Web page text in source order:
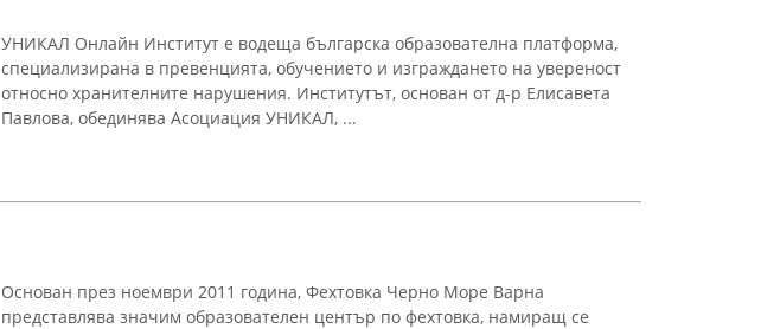
УНИКАЛ Онлайн Институт е водеща българска образователна платформа,
специализирана в превенцията, обучението и изграждането на увереност
относно хранителните нарушения. Институтът, основан от д-р Елисавета
Павлова, обединява Асоциация УНИКАЛ, ...
Основан през ноември 2011 година, Фехтовка Черно Море Варна
представлява значим образователен център по фехтовка, намиращ се